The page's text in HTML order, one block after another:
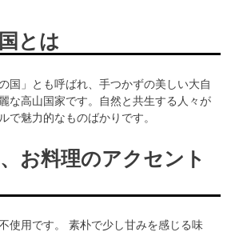
とは
国」とも呼ばれ、手つかずの美しい大自
な高山国家です。自然と共生する人々が
で魅力的なものばかりです。
お料理のアクセント
使用です。 素朴で少し甘みを感じる味